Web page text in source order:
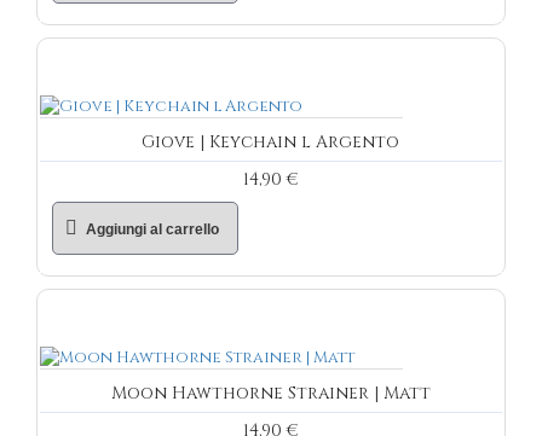
Giove | Keychain l Argento
14,90 €
Aggiungi al carrello
Moon Hawthorne Strainer | Matt
14,90 €